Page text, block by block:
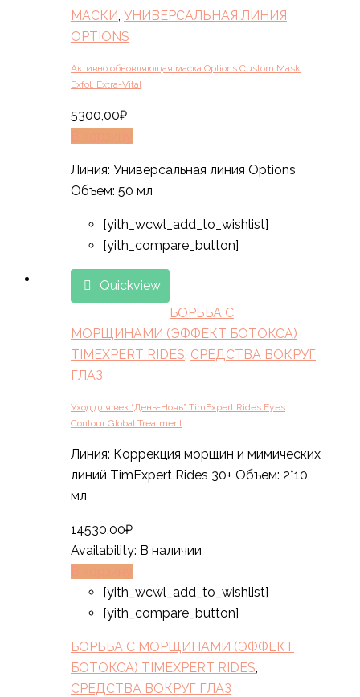
МАСКИ, УНИВЕРСАЛЬНАЯ ЛИНИЯ
OPTIONS
Активно обновляющая маска Options Custom Mask
Exfol. Extra-Vital
5300,00₽
Линия: Универсальная линия Options
Объем: 50 мл
[yith_wcwl_add_to_wishlist]
[yith_compare_button]
Quickview
БОРЬБА С
МОРЩИНАМИ (ЭФФЕКТ БОТОКСА)
TIMEXPERT RIDES, СРЕДСТВА ВОКРУГ
ГЛАЗ
Уход для век “День-Ночь” TimExpert Rides Eyes
Contour Global Treatment
Линия: Коррекция морщин и мимических
линий TimExpert Rides 30+ Объем: 2*10
мл
14530,00₽
Availability: В наличии
[yith_wcwl_add_to_wishlist]
[yith_compare_button]
БОРЬБА С МОРЩИНАМИ (ЭФФЕКТ
БОТОКСА) TIMEXPERT RIDES,
СРЕДСТВА ВОКРУГ ГЛАЗ